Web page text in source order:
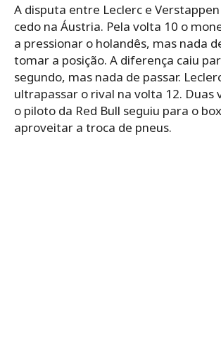
A disputa entre Leclerc e
cedo na Áustria. Pela volta 10 o
a pressionar o holandês, mas nada
tomar a posição. A diferença caiu
segundo, mas nada de passar.
ultrapassar o rival na volta 12. Duas
o piloto da Red Bull seguiu para o
aproveitar a troca de pneus.